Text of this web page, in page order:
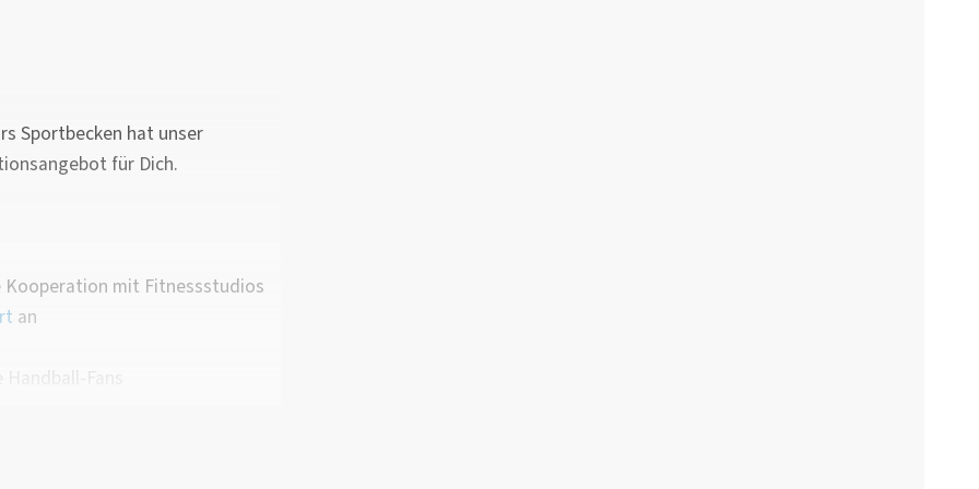
Theaterstücken und
Ausstellungen bieten
aktuelle Blockbuster und
nicht aus? Dann gibt es noch
warten in Lippstadts Innenstadt
Sportbecken hat unser
für Dich.
Kooperation mit Fitnessstudios
an